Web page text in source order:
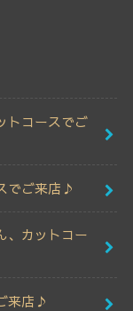
トコースでご
でご来店♪
、カットコー
来店♪